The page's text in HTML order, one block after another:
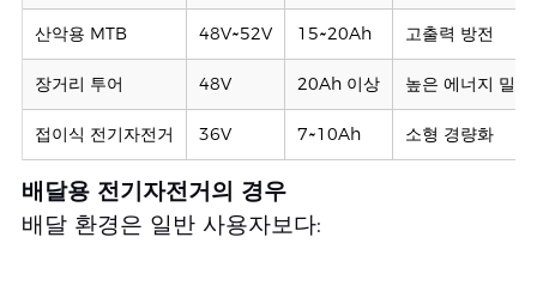
산악용 MTB 48V~52V 15~20Ah 고출력 방전
장거리 투어 48V 20Ah 이상 높은 에너지 밀도
접이식 전기자전거 36V 7~10Ah 소형 경량화
배달용 전기자전거의 경우
배달 환경은 일반 사용자보다: